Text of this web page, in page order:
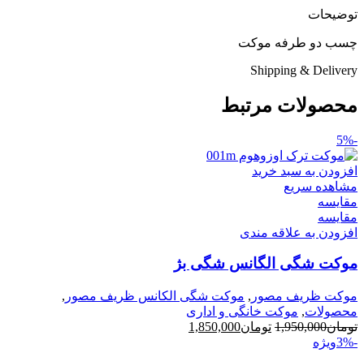
توضیحات
چسب دو طرفه موکت
Shipping & Delivery
محصولات مرتبط
-5%
افزودن به سبد خرید
مشاهده سریع
مقایسه
مقایسه
افزودن به علاقه مندی
موکت شگی الگانس شگی بژ
موکت ظریف مصور , موکت شگی الکانس ظریف مصور ,
محصولات, موکت خانگی و اداری
تومان1,950,000 قیمت
تومان1,850,000
-3% ویژه